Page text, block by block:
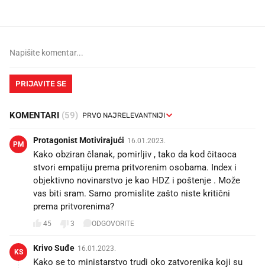
PRIJAVITE SE
KOMENTARI (59)
PM Protagonist Motivirajući 16.01.2023.
Kako obziran članak, pomirljiv , tako da kod čitaoca
stvori empatiju prema pritvorenim osobama. Index i
objektivno novinarstvo je kao HDZ i poštenje . Može
vas biti sram. Samo promislite zašto niste kritični
prema pritvorenima?
45 3 ODGOVORITE
KS Krivo Suđe 16.01.2023.
Kako se to ministarstvo trudi oko zatvorenika koji su